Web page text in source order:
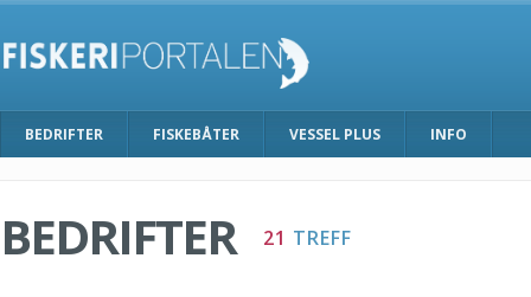
BEDRIFTER FISKEBÅTER VESSEL PLUS INFO
BEDRIFTER 21 TREFF